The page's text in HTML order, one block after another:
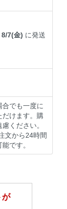
8/7(金) に発送
でも一度に
だけます。購
ください。
文から24時間
です。